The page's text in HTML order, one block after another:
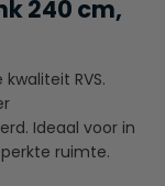
240 cm,
RVS.
Ideaal voor in
ruimte.